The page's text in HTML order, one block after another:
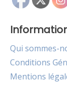
Qui sommes-
Conditions
Mentions